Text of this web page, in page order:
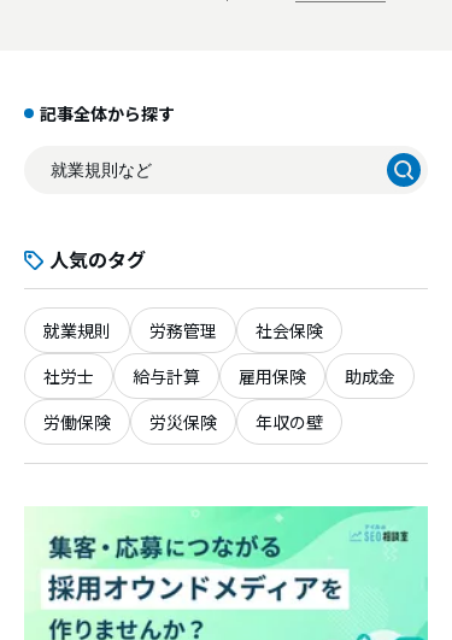
記事全体から探す
人気のタグ
就業規則 労務管理
社会保険
社労士
給与計算 雇用保険
助成金
労働保険
労災保険 年収の壁